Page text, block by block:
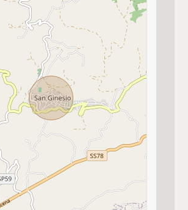
Pozzo privato
Vista panoramica
idoneo per più nuclei familiari
per 4 famiglie
Pannelli solari termici
Non presenti